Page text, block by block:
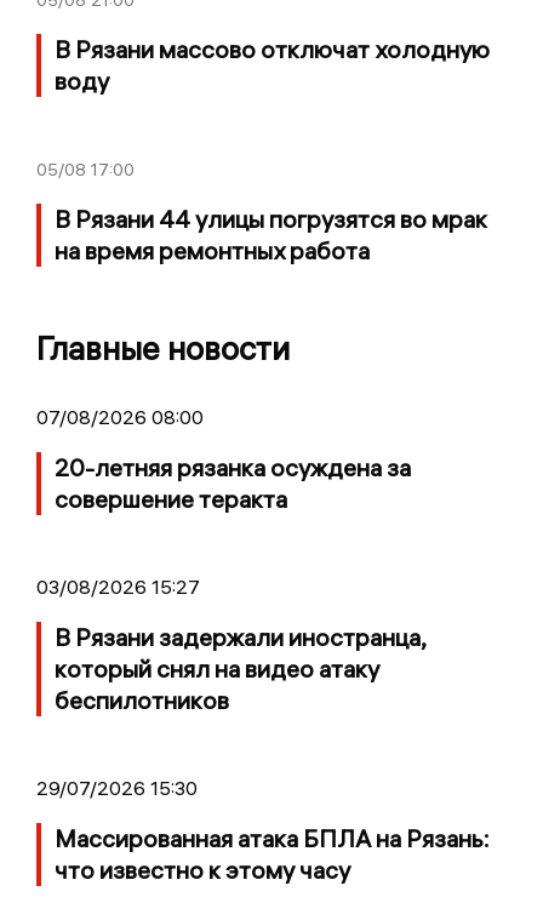
В Рязани массово отключат холодную
воду
05/08 17:00
В Рязани 44 улицы погрузятся во мрак
на время ремонтных работа
Главные новости
07/08/2026 08:00
20-летняя рязанка осуждена за
совершение теракта
03/08/2026 15:27
В Рязани задержали иностранца,
который снял на видео атаку
беспилотников
29/07/2026 15:30
Массированная атака БПЛА на Рязань:
что известно к этому часу